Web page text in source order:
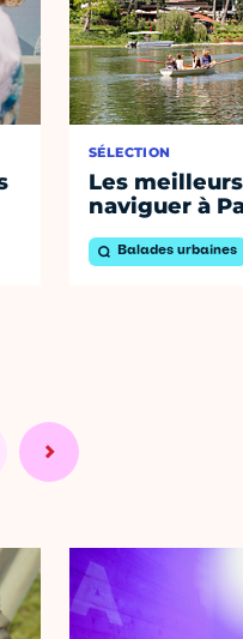
SÉLECTION
Les
naviguer à
Balades urbaines